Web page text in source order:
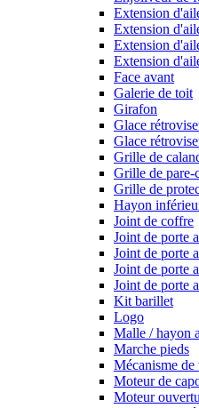
Extension
Extension
Extension
Extension
Face avant
Galerie de toit
Girafon
Glace
Glace
Grille de
Grille de pare-
Grille de
Hayon
Joint de coffre
Joint de porte
Joint de porte
Joint de porte
Joint de porte
Kit barillet
Logo
Malle / hayon
Marche pieds
Mécanisme
Moteur de
Moteur